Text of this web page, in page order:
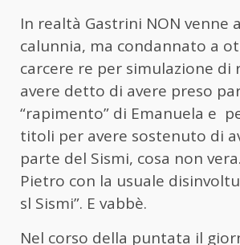
In realtà Gastrini NON venne
calunnia, ma condannato a
carcere re per simulazione di
avere detto di avere preso
“rapimento” di Emanuela e
titoli per avere sostenuto di
parte del Sismi, cosa non
Pietro con la usuale
sl Sismi”. E vabbè.
Nel corso della puntata il